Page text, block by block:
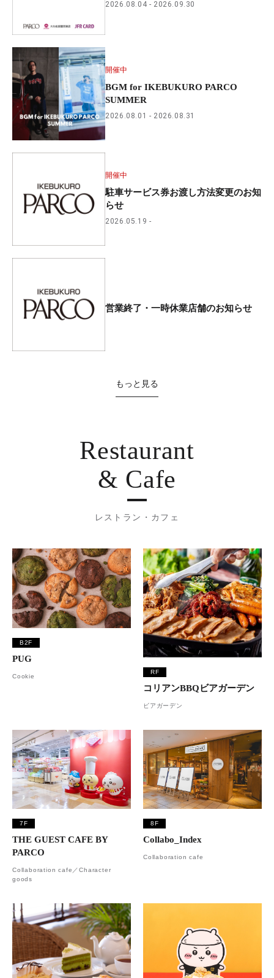
2026.08.04 2026.09.30
開催中
BGM for IKEBUKURO PARCO
SUMMER
2026.08.01 2026.08.31
開催中
駐車サービス券お渡し方法変更のお知
らせ
2026.05.19
営業終了・一時休業店舗のお知らせ
もっと見る
Restaurant
& Cafe
レストラン・カフェ
B2F
PUG
Cookie
RF
コリアンBBQビアガーデン
ビアガーデン
7F
THE GUEST CAFE BY
PARCO
Collaboration cafe／Character
goods
8F
Collabo_Index
Collaboration cafe